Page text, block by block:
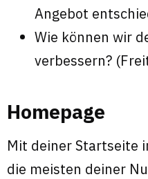
Angebot
Wie können wir
verbessern?
Homepage
Mit deiner Startseite
die meisten deiner